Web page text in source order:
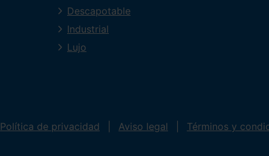
Descapotable
Industrial
Lujo
Política de privacidad Aviso legal Términos y